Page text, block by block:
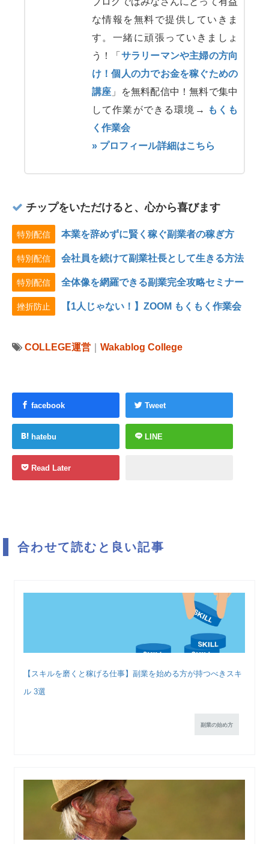
な情報を無料で提供していきま
す。一緒に頑張っていきましょ
う！「 サラリーマンや主婦の方向
け！個人の力でお金を稼ぐための
講座 」を無料配信中！無料で集中
して作業ができる環境→
もくも
く作業会
» プロフィール詳細はこちら
チップをいただけると、心から喜びます
特別配信 本業を辞めずに賢く稼ぐ副業者の稼ぎ方
特別配信 会社員を続けて副業社長として生きる方法
特別配信 全体像を網羅できる副業完全攻略セミナー
挫折防止 【1人じゃない！】ZOOM もくもく作業会
COLLEGE運営 Wakablog College
facebook Tweet
hatebu LINE
Read Later
合わせて読むと良い記事
【スキルを磨くと稼げる仕事】副業を始める方が持つべきスキ
ル 3選
副業の始め方